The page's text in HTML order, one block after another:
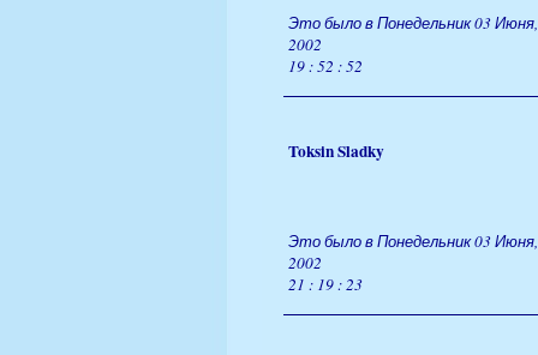
Это было в Понедельник 03 Июня,
2002
19 : 52 : 52
Toksin Sladky
Это было в Понедельник 03 Июня,
2002
21 : 19 : 23